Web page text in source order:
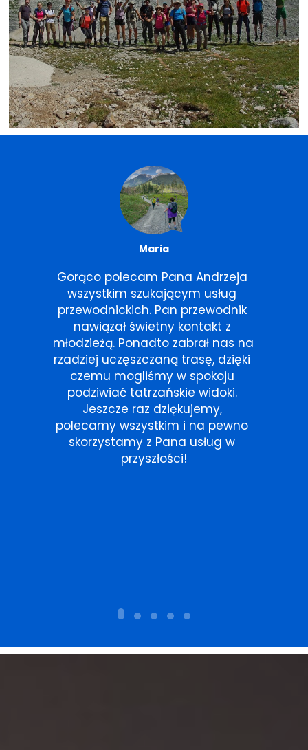
Maria
Gorąco polecam Pana Andrzeja
wszystkim szukającym usług
przewodnickich. Pan przewodnik
nawiązał świetny kontakt z
młodzieżą. Ponadto zabrał nas na
rzadziej uczęszczaną trasę, dzięki
czemu mogliśmy w spokoju
podziwiać tatrzańskie widoki.
Jeszcze raz dziękujemy,
polecamy wszystkim i na pewno
skorzystamy z Pana usług w
przyszłości!